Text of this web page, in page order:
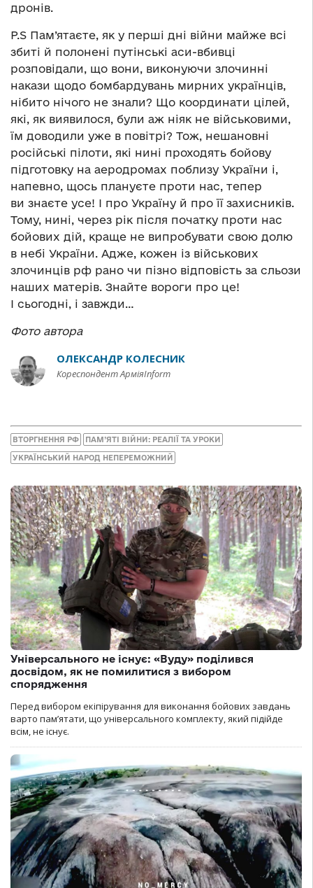
дронів.
P.S Пам’ятаєте, як у перші дні війни майже всі
збиті й полонені путінські аси-вбивці
розповідали, що вони, виконуючи злочинні
накази щодо бомбардувань мирних українців,
нібито нічого не знали? Що координати цілей,
які, як виявилося, були аж ніяк не військовими,
їм доводили уже в повітрі? Тож, нешановні
російські пілоти, які нині проходять бойову
підготовку на аеродромах поблизу України і,
напевно, щось плануєте проти нас, тепер
ви знаєте усе! І про Україну й про її захисників.
Тому, нині, через рік після початку проти нас
бойових дій, краще не випробувати свою долю
в небі України. Адже, кожен із військових
злочинців рф рано чи пізно відповість за сльози
наших матерів. Знайте вороги про це!
І сьогодні, і завжди…
Фото автора
ОЛЕКСАНДР КОЛЕСНИК
Кореспондент АрміяInform
ВТОРГНЕННЯ РФ ПАМ’ЯТІ ВІЙНИ: РЕАЛІЇ ТА УРОКИ
УКРАЇНСЬКИЙ НАРОД НЕПЕРЕМОЖНИЙ
Універсального не існує: «Вуду» поділився
досвідом, як не помилитися з вибором
спорядження
Перед вибором екіпірування для виконання бойових завдань
варто пам’ятати, що універсального комплекту, який підійде
всім, не існує.